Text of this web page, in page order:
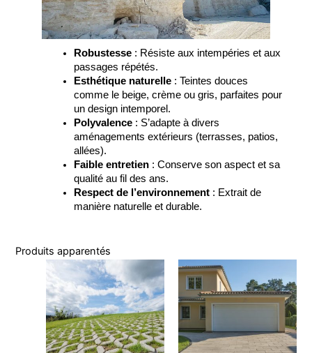
Robustesse : Résiste aux intempéries et aux
passages répétés.
Esthétique naturelle : Teintes douces
comme le beige, crème ou gris, parfaites pour
un design intemporel.
Polyvalence : S’adapte à divers
aménagements extérieurs (terrasses, patios,
allées).
Faible entretien : Conserve son aspect et sa
qualité au fil des ans.
Respect de l’environnement : Extrait de
manière naturelle et durable.
Produits apparentés